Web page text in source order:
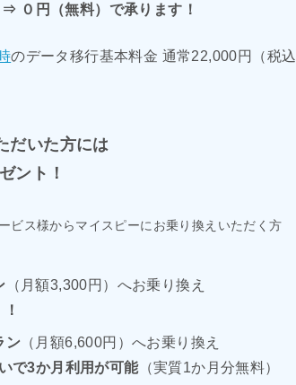
０円（無料）で承ります！
のデータ移行基本料金 通常22,000円（税込
だいた方には
ント！
ビス様からマイスピーにお乗り換えいただく方
（月額3,300円）へお乗り換え
ン （月額6,600円）へお乗り換え
で3か月利用が可能（実質1か月分無料）